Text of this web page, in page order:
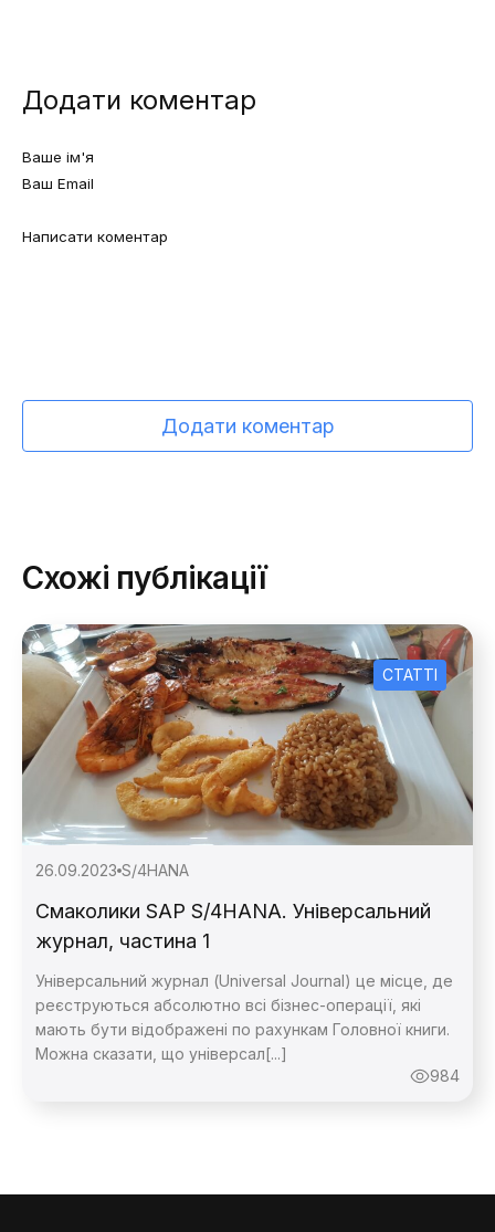
Додати коментар
Додати коментар
Схожі публікації
СТАТТІ
26.09.2023 S/4HANA
Смаколики SAP S/4HANA. Універсальний
журнал, частина 1
Універсальний журнал (Universal Journal) це місце, де
реєструються абсолютно всі бізнес-операції, які
мають бути відображені по рахункам Головної книги.
Можна сказати, що універсал[...]
984